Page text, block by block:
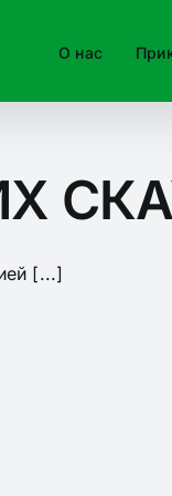
О нас
[...]